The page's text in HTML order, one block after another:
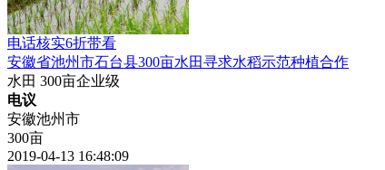
电话核实6折带看
安徽省池州市石台县300亩水田寻求水稻示范种植合作
水田 300亩企业级
电议
安徽池州市
300亩
2019-04-13 16:48:09